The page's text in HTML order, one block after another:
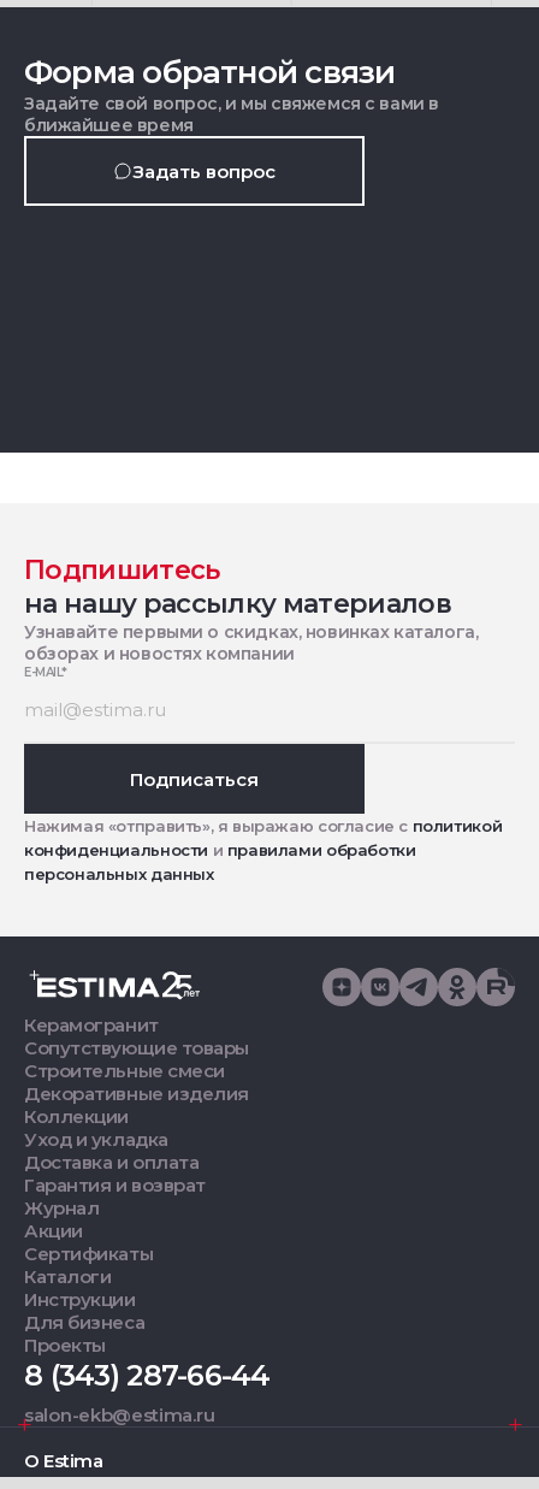
Форма обратной связи
Задайте свой вопрос, и мы свяжемся с вами в
ближайшее время
Задать вопрос
Подпишитесь
на нашу рассылку материалов
Узнавайте первыми о скидках, новинках каталога,
обзорах и новостях компании
E-MAIL*
Подписаться
Нажимая «отправить», я выражаю согласие с политикой
конфиденциальности и правилами обработки
персональных данных
Керамогранит
Сопутствующие товары
Строительные смеси
Декоративные изделия
Коллекции
Уход и укладка
Доставка и оплата
Гарантия и возврат
Журнал
Акции
Сертификаты
Каталоги
Инструкции
Для бизнеса
Проекты
8 (343) 287-66-44
salon-ekb@estima.ru
О Estima